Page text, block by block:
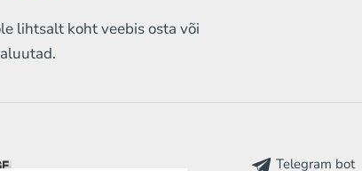
Litecoin
Ripple
lihtsalt koht veebisosta või
Telegram bot